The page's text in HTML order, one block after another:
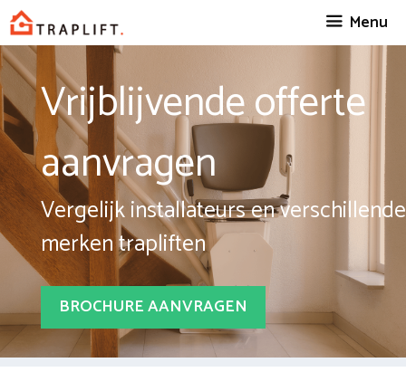
Spring
naar
inhoud
Menu
Vrijblijvende offerte
aanvragen
Vergelijk installateurs en verschillende
merken trapliften
BROCHURE AANVRAGEN